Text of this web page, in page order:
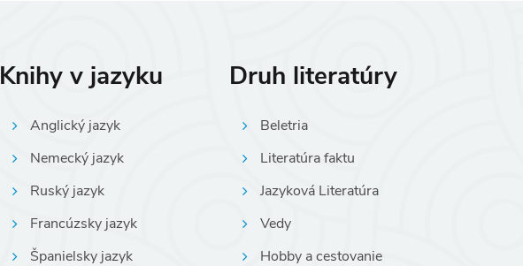
Knihy v jazyku
Anglický jazyk
Nemecký jazyk
Ruský jazyk
Francúzsky jazyk
Španielsky jazyk
Druh literatúry
Beletria
Literatúra faktu
Jazyková Literatúra
Vedy
Hobby a cestovanie